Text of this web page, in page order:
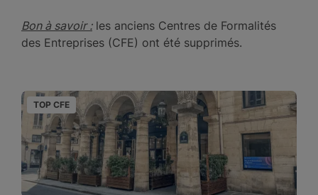
Bon à savoir :les anciens Centres de Formalités
des Entreprises (CFE) ont été supprimés.
TOP CFE